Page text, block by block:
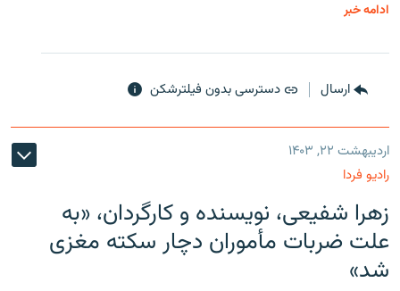
ادامه خبر
ارسال دسترسی بدون فیلترشکن
اردیبهشت ۲۲, ۱۴۰۳
رادیو فردا
زهرا شفیعی، نویسنده و کارگردان، «به
علت ضربات مأموران دچار سکته مغزی
شد»